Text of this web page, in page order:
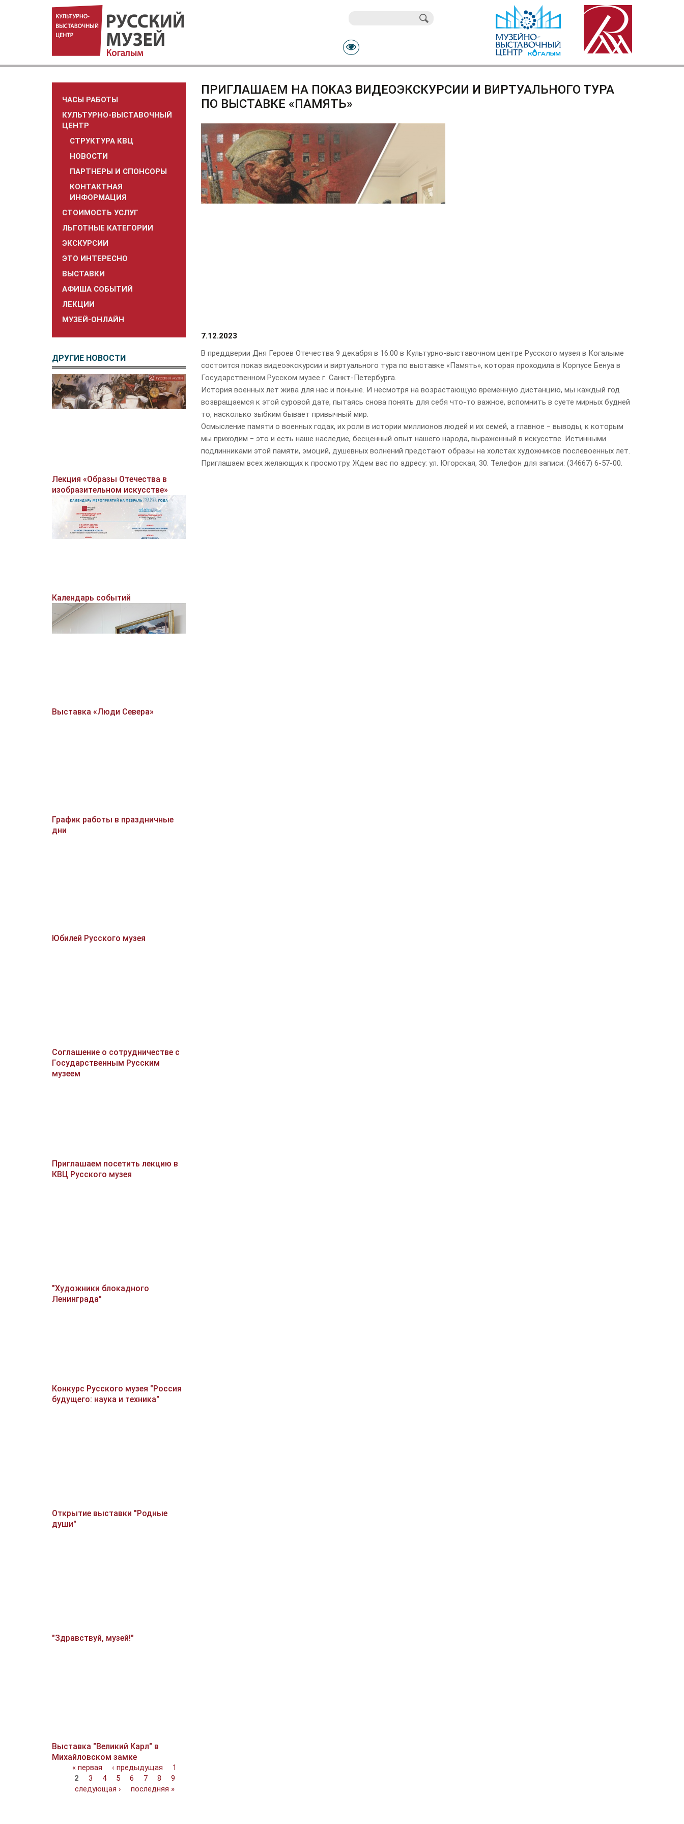
ЧАСЫ РАБОТЫ
КУЛЬТУРНО-ВЫСТАВОЧНЫЙ
ЦЕНТР
СТРУКТУРА КВЦ
НОВОСТИ
ПАРТНЕРЫ И СПОНСОРЫ
КОНТАКТНАЯ
ИНФОРМАЦИЯ
СТОИМОСТЬ УСЛУГ
ЛЬГОТНЫЕ КАТЕГОРИИ
ЭКСКУРСИИ
ЭТО ИНТЕРЕСНО
ВЫСТАВКИ
АФИША СОБЫТИЙ
ЛЕКЦИИ
МУЗЕЙ-ОНЛАЙН
ДРУГИЕ НОВОСТИ
Лекция «Образы Отечества в
изобразительном искусстве»
Календарь событий
Выставка «Люди Севера»
График работы в праздничные
дни
Юбилей Русского музея
Соглашение о сотрудничестве с
Государственным Русским
музеем
Приглашаем посетить лекцию в
КВЦ Русского музея
"Художники блокадного
Ленинграда"
Конкурс Русского музея "Россия
будущего: наука и техника"
Открытие выставки "Родные
души"
"Здравствуй, музей!"
Выставка "Великий Карл" в
Михайловском замке
Страницы
« первая ‹ предыдущая
1
2
3 4 5 6 7 8
9
следующая ›
последняя »
ПРИГЛАШАЕМ НА ПОКАЗ ВИДЕОЭКСКУРСИИ И ВИРТУАЛЬНОГО ТУРА
ПО ВЫСТАВКЕ «ПАМЯТЬ»
7.12.2023
В преддверии Дня Героев Отечества 9 декабря в 16.00 в Культурно-выставочном центре Русского музея в Когалыме
состоится показ видеоэкскурсии и виртуального тура по выставке «Память», которая проходила в Корпусе Бенуа в
Государственном Русском музее г. Санкт-Петербурга.
История военных лет жива для нас и поныне. И несмотря на возрастающую временную дистанцию, мы каждый год
возвращаемся к этой суровой дате, пытаясь снова понять для себя что-то важное, вспомнить в суете мирных будней
то, насколько зыбким бывает привычный мир.
Осмысление памяти о военных годах, их роли в истории миллионов людей и их семей, а главное ‒ выводы, к которым
мы приходим ‒ это и есть наше наследие, бесценный опыт нашего народа, выраженный в искусстве. Истинными
подлинниками этой памяти, эмоций, душевных волнений предстают образы на холстах художников послевоенных лет.
Приглашаем всех желающих к просмотру. Ждем вас по адресу: ул. Югорская, 30. Телефон для записи: (34667) 6-57-00.